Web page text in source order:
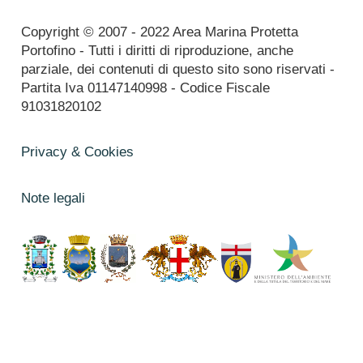
Copyright © 2007 - 2022 Area Marina Protetta
Portofino - Tutti i diritti di riproduzione, anche
parziale, dei contenuti di questo sito sono riservati -
Partita Iva 01147140998 - Codice Fiscale
91031820102
Privacy & Cookies
Note legali